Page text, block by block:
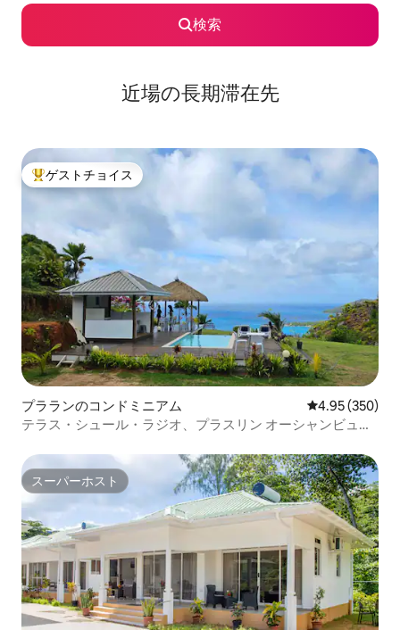
検索
近場の長期滞在先
大好評のゲストチョイスです。
ゲストチョイス
プラランのコンドミニアム レビュー350
4.95 (350)
テラス・シュール・ラジオ、プラスリン オーシャンビュー
スーパーホスト
スーパーホスト